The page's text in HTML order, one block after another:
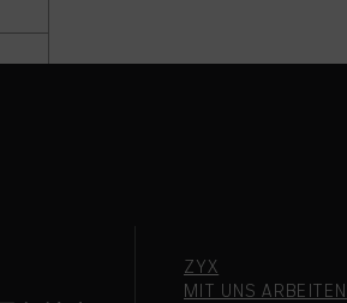
ZYX
MIT UNS ARBEITEN